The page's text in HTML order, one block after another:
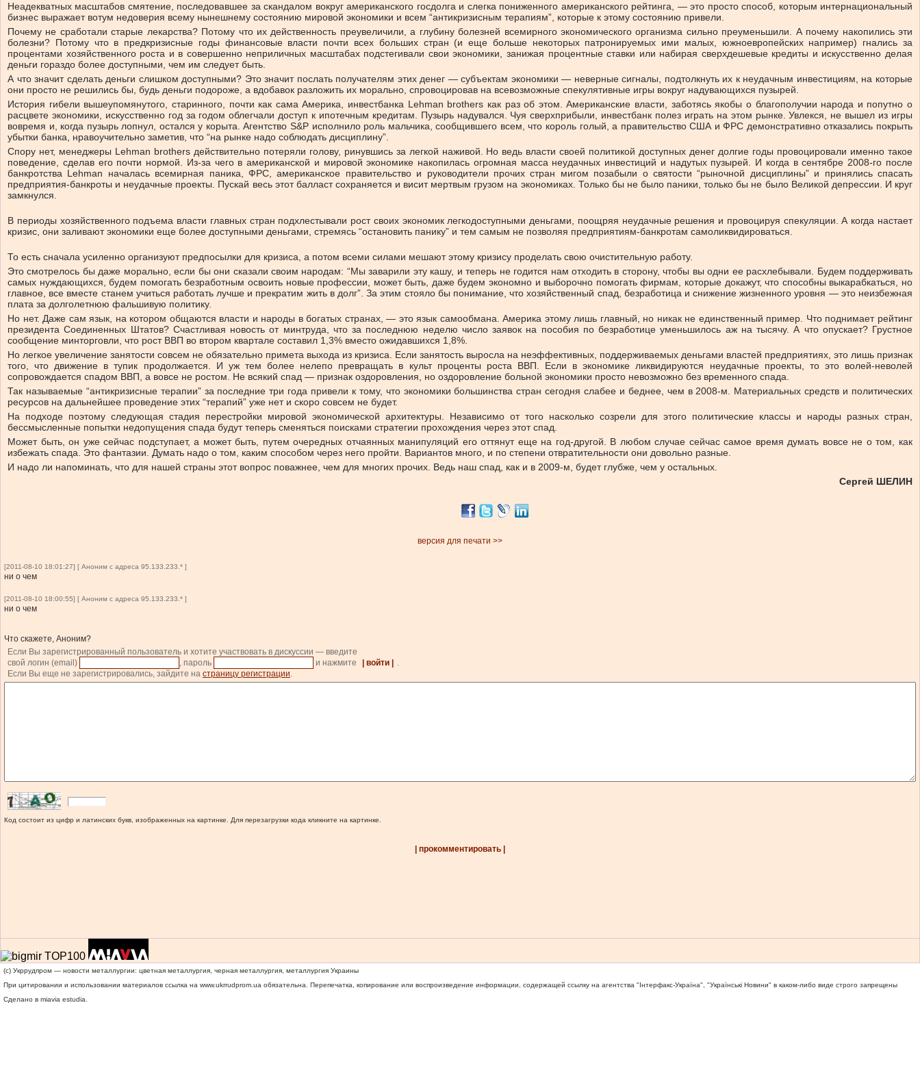
Неадекватных масштабов смятение, последовавшее за скандалом вокруг американского госдолга и слегка пониженного американского рейтинга, — это просто способ, которым интернациональный
бизнес выражает вотум недоверия всему нынешнему состоянию мировой экономики и всем “антикризисным терапиям”, которые к этому состоянию привели.
Почему не сработали старые лекарства? Потому что их действенность преувеличили, а глубину болезней всемирного экономического организма сильно преуменьшили. А почему накопились эти
болезни? Потому что в предкризисные годы финансовые власти почти всех больших стран (и еще больше некоторых патронируемых ими малых, южноевропейских например) гнались за
процентами хозяйственного роста и в совершенно неприличных масштабах подстегивали свои экономики, занижая процентные ставки или набирая сверхдешевые кредиты и искусственно делая
деньги гораздо более доступными, чем им следует быть.
А что значит сделать деньги слишком доступными? Это значит послать получателям этих денег — субъектам экономики — неверные сигналы, подтолкнуть их к неудачным инвестициям, на которые
они просто не решились бы, будь деньги подороже, а вдобавок разложить их морально, спровоцировав на всевозможные спекулятивные игры вокруг надувающихся пузырей.
История гибели вышеупомянутого, старинного, почти как сама Америка, инвестбанка Lehman brothers как раз об этом. Американские власти, заботясь якобы о благополучии народа и попутно о
расцвете экономики, искусственно год за годом облегчали доступ к ипотечным кредитам. Пузырь надувался. Чуя сверхприбыли, инвестбанк полез играть на этом рынке. Увлекся, не вышел из игры
вовремя и, когда пузырь лопнул, остался у корыта. Агентство S&P исполнило роль мальчика, сообщившего всем, что король голый, а правительство США и ФРС демонстративно отказались покрыть
убытки банка, нравоучительно заметив, что “на рынке надо соблюдать дисциплину”.
Спору нет, менеджеры Lehman brothers действительно потеряли голову, ринувшись за легкой наживой. Но ведь власти своей политикой доступных денег долгие годы провоцировали именно такое
поведение, сделав его почти нормой. Из-за чего в американской и мировой экономике накопилась огромная масса неудачных инвестиций и надутых пузырей. И когда в сентябре 2008-го после
банкротства Lehman началась всемирная паника, ФРС, американское правительство и руководители прочих стран мигом позабыли о святости “рыночной дисциплины” и принялись спасать
предприятия-банкроты и неудачные проекты. Пускай весь этот балласт сохраняется и висит мертвым грузом на экономиках. Только бы не было паники, только бы не было Великой депрессии. И круг
замкнулся.
В периоды хозяйственного подъема власти главных стран подхлестывали рост своих экономик легкодоступными деньгами, поощряя неудачные решения и провоцируя спекуляции. А когда настает
кризис, они заливают экономики еще более доступными деньгами, стремясь “остановить панику” и тем самым не позволяя предприятиям-банкротам самоликвидироваться.
То есть сначала усиленно организуют предпосылки для кризиса, а потом всеми силами мешают этому кризису проделать свою очистительную работу.
Это смотрелось бы даже морально, если бы они сказали своим народам: “Мы заварили эту кашу, и теперь не годится нам отходить в сторону, чтобы вы одни ее расхлебывали. Будем поддерживать
самых нуждающихся, будем помогать безработным освоить новые профессии, может быть, даже будем экономно и выборочно помогать фирмам, которые докажут, что способны выкарабкаться, но
главное, все вместе станем учиться работать лучше и прекратим жить в долг”. За этим стояло бы понимание, что хозяйственный спад, безработица и снижение жизненного уровня — это неизбежная
плата за долголетнюю фальшивую политику.
Но нет. Даже сам язык, на котором общаются власти и народы в богатых странах, — это язык самообмана. Америка этому лишь главный, но никак не единственный пример. Что поднимает рейтинг
президента Соединенных Штатов? Счастливая новость от минтруда, что за последнюю неделю число заявок на пособия по безработице уменьшилось аж на тысячу. А что опускает? Грустное
сообщение минторговли, что рост ВВП во втором квартале составил 1,3% вместо ожидавшихся 1,8%.
Но легкое увеличение занятости совсем не обязательно примета выхода из кризиса. Если занятость выросла на неэффективных, поддерживаемых деньгами властей предприятиях, это лишь признак
того, что движение в тупик продолжается. И уж тем более нелепо превращать в культ проценты роста ВВП. Если в экономике ликвидируются неудачные проекты, то это волей-неволей
сопровождается спадом ВВП, а вовсе не ростом. Не всякий спад — признак оздоровления, но оздоровление больной экономики просто невозможно без временного спада.
Так называемые “антикризисные терапии” за последние три года привели к тому, что экономики большинства стран сегодня слабее и беднее, чем в 2008-м. Материальных средств и политических
ресурсов на дальнейшее проведение этих “терапий” уже нет и скоро совсем не будет.
На подходе поэтому следующая стадия перестройки мировой экономической архитектуры. Независимо от того насколько созрели для этого политические классы и народы разных стран,
бессмысленные попытки недопущения спада будут теперь сменяться поисками стратегии прохождения через этот спад.
Может быть, он уже сейчас подступает, а может быть, путем очередных отчаянных манипуляций его оттянут еще на год-другой. В любом случае сейчас самое время думать вовсе не о том, как
избежать спада. Это фантазии. Думать надо о том, каким способом через него пройти. Вариантов много, и по степени отвратительности они довольно разные.
И надо ли напоминать, что для нашей страны этот вопрос поважнее, чем для многих прочих. Ведь наш спад, как и в 2009-м, будет глубже, чем у остальных.
Сергей ШЕЛИН
версия для печати >>
[2011-08-10 18:01:27] [ Аноним с адреса 95.133.233.* ]
ни о чем
[2011-08-10 18:00:55] [ Аноним с адреса 95.133.233.* ]
ни о чем
Что скажете, Аноним?
Если Вы зарегистрированный пользователь и хотите участвовать в дискуссии — введите
свой логин (email)
, пароль и нажмите | войти |
.
Если Вы еще не зарегистрировались, зайдите на страницу регистрации.
Код состоит из цифр и латинских букв, изображенных на картинке. Для перезагрузки кода кликните на картинке.
| прокомментировать |
(c) Укррудпром — новости металлургии: цветная металлургия, черная металлургия, металлургия Украины
При цитировании и использовании материалов ссылка на www.ukrrudprom.ua обязательна. Перепечатка, копирование или воспроизведение информации, содержащей ссылку на агентства "Iнтерфакс-Україна", "Українськi Новини" в каком-либо виде строго запрещены
Сделано в miavia estudia.